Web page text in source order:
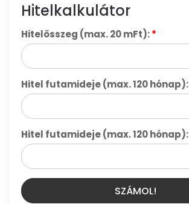
Hitelkalkulátor
Hitelösszeg (max. 20 mFt):*
Hitel futamideje (max. 120 hónap):
Hitel futamideje (max. 120 hónap):
SZÁMOL!